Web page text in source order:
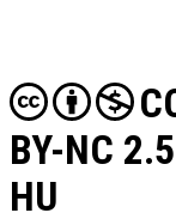
BY-NC 2.5
HU